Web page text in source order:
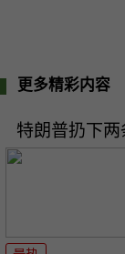
更多精彩内容
特朗普扔下